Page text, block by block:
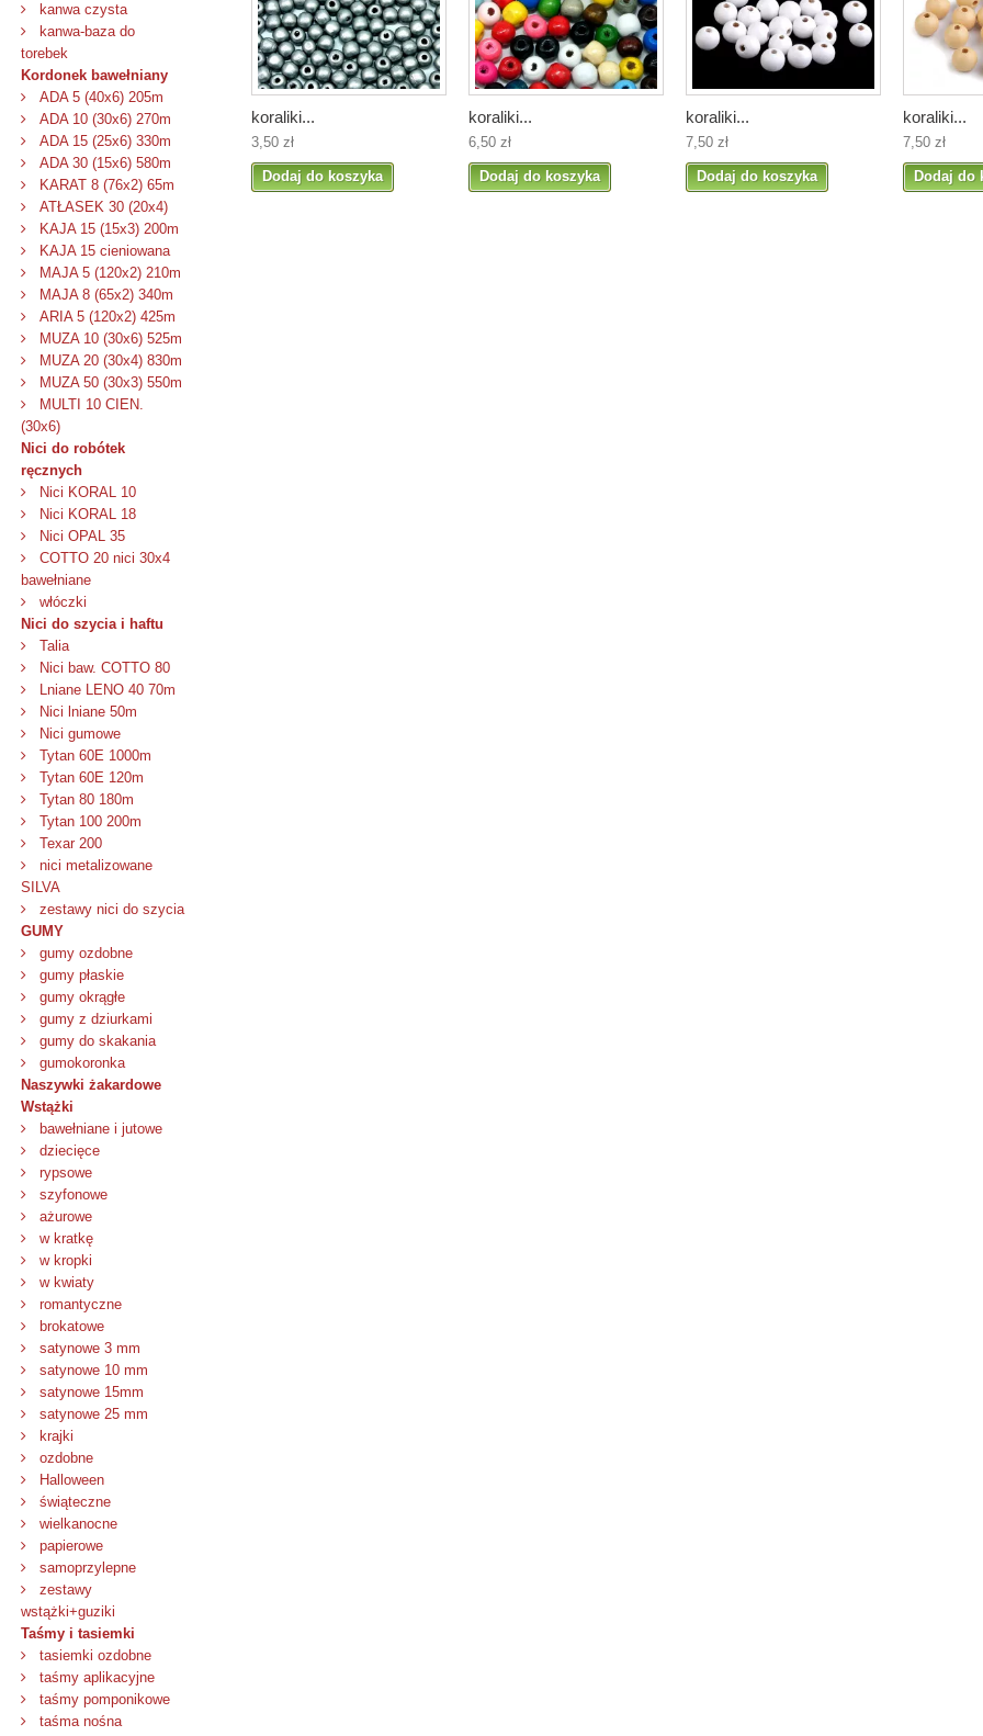
kanwa czysta
kanwa-baza do
torebek
Kordonek bawełniany
ADA 5 (40x6) 205m
ADA 10 (30x6) 270m
ADA 15 (25x6) 330m
ADA 30 (15x6) 580m
KARAT 8 (76x2) 65m
ATŁASEK 30 (20x4)
KAJA 15 (15x3) 200m
KAJA 15 cieniowana
MAJA 5 (120x2) 210m
MAJA 8 (65x2) 340m
ARIA 5 (120x2) 425m
MUZA 10 (30x6) 525m
MUZA 20 (30x4) 830m
MUZA 50 (30x3) 550m
MULTI 10 CIEN.
(30x6)
Nici do robótek
ręcznych
Nici KORAL 10
Nici KORAL 18
Nici OPAL 35
COTTO 20 nici 30x4
bawełniane
włóczki
Nici do szycia i haftu
Talia
Nici baw. COTTO 80
Lniane LENO 40 70m
Nici lniane 50m
Nici gumowe
Tytan 60E 1000m
Tytan 60E 120m
Tytan 80 180m
Tytan 100 200m
Texar 200
nici metalizowane
SILVA
zestawy nici do szycia
GUMY
gumy ozdobne
gumy płaskie
gumy okrągłe
gumy z dziurkami
gumy do skakania
gumokoronka
Naszywki żakardowe
Wstążki
bawełniane i jutowe
dziecięce
rypsowe
szyfonowe
ażurowe
w kratkę
w kropki
w kwiaty
romantyczne
brokatowe
satynowe 3 mm
satynowe 10 mm
satynowe 15mm
satynowe 25 mm
krajki
ozdobne
Halloween
świąteczne
wielkanocne
papierowe
samoprzylepne
zestawy
wstążki+guziki
Taśmy i tasiemki
tasiemki ozdobne
taśmy aplikacyjne
taśmy pomponikowe
taśma nośna
koraliki...
3,50 zł
Dodaj do koszyka
koraliki...
6,50 zł
Dodaj do koszyka
koraliki...
7,50 zł
Dodaj do koszyka
koraliki...
7,50 zł
Dodaj do